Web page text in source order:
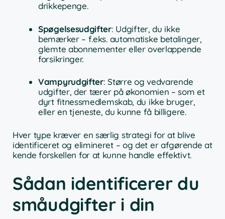
drikkepenge.
Spøgelsesudgifter: Udgifter, du ikke
bemærker – f.eks. automatiske betalinger,
glemte abonnementer eller overlappende
forsikringer.
Vampyrudgifter: Større og vedvarende
udgifter, der tærer på økonomien – som et
dyrt fitnessmedlemskab, du ikke bruger,
eller en tjeneste, du kunne få billigere.
Hver type kræver en særlig strategi for at blive
identificeret og elimineret – og det er afgørende at
kende forskellen for at kunne handle effektivt.
Sådan identificerer du
småudgifter i din